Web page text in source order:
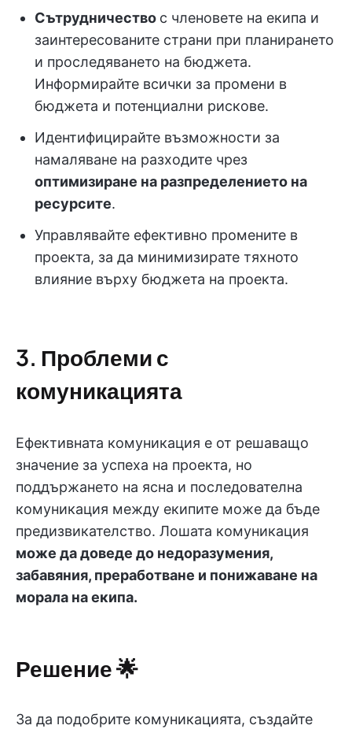
Сътрудничество с членовете на екипа и
заинтересованите страни при планирането
и проследяването на бюджета.
Информирайте всички за промени в
бюджета и потенциални рискове.
Идентифицирайте възможности за
намаляване на разходите чрез
оптимизиране на разпределението на
ресурсите.
Управлявайте ефективно промените в
проекта, за да минимизирате тяхното
влияние върху бюджета на проекта.
3. Проблеми с
комуникацията
Ефективната комуникация е от решаващо
значение за успеха на проекта, но
поддържането на ясна и последователна
комуникация между екипите може да бъде
предизвикателство. Лошата комуникация
може да доведе до недоразумения,
забавяния, преработване и понижаване на
морала на екипа.
Решение🌟
За да подобрите комуникацията, създайте